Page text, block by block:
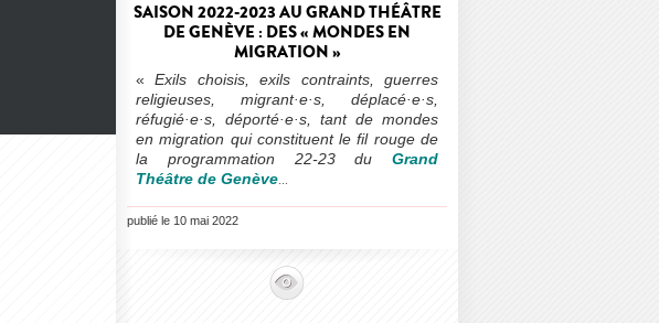
SAISON 2022-2023 AU GRAND THÉÂTRE
DE GENÈVE : DES « MONDES EN
MIGRATION »
«Exils choisis, exils contraints, guerres
religieuses, migrant·e·s, déplacé·e·s,
réfugié·e·s, déporté·e·s, tant de mondes
en migration qui constituent le fil rouge de
la programmation 22-23 du Grand
Théâtre de Genève…
publié le 10 mai 2022